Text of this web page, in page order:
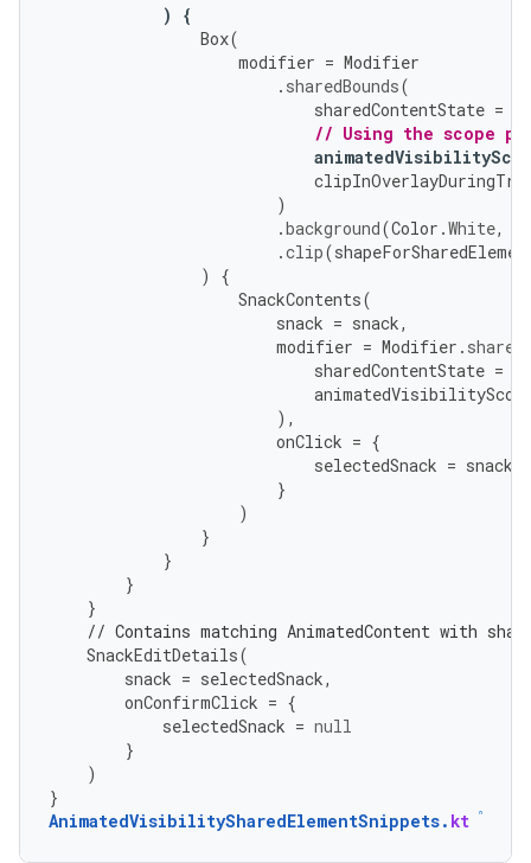
)
{
Box(
modifier = Modifier
. sharedBounds(
sharedContentState =
// Using the scope
)
.background(Color .White,
.clip(
)
{
SnackContents(
snack = snack,
modifier = Modifier .
sharedContentState =
),
onClick = {
selectedSnack = snack
}
)
}
}
}
}
// Contains matching AnimatedContent with
SnackEditDetails(
snack = selectedSnack,
onConfirmClick = {
selectedSnack = null
}
)
}
AnimatedVisibilitySharedElementSnippets. kt